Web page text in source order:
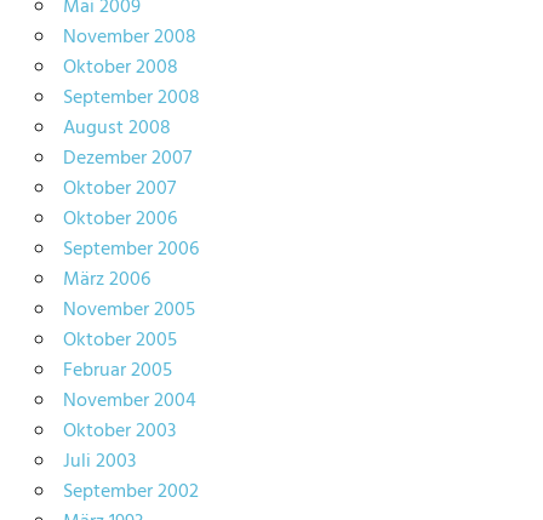
Mai 2009
November 2008
Oktober 2008
September 2008
August 2008
Dezember 2007
Oktober 2007
Oktober 2006
September 2006
März 2006
November 2005
Oktober 2005
Februar 2005
November 2004
Oktober 2003
Juli 2003
September 2002